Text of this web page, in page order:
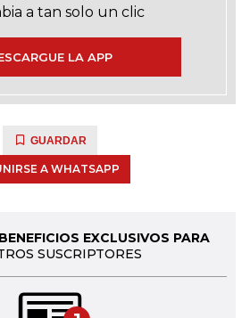
a tan solo un clic
LA APP
GUARDAR
A WHATSAPP
EXCLUSIVOS PARA
SUSCRIPTORES